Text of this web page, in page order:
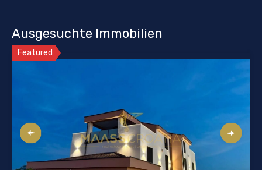
Ausgesuchte Immobilien
Featured